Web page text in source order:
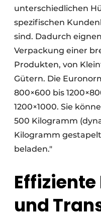
unterschiedlichen
spezifischen
sind. Dadurch
Verpackung einer
Produkten, von
Gütern. Die
800×600 bis
1200×1000. Sie
500 Kilogramm
Kilogramm
beladen."
und